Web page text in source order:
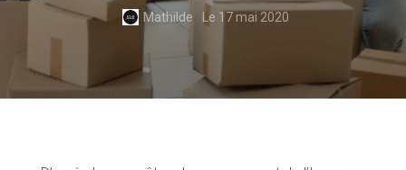
Mathilde Le 17 mai 2020